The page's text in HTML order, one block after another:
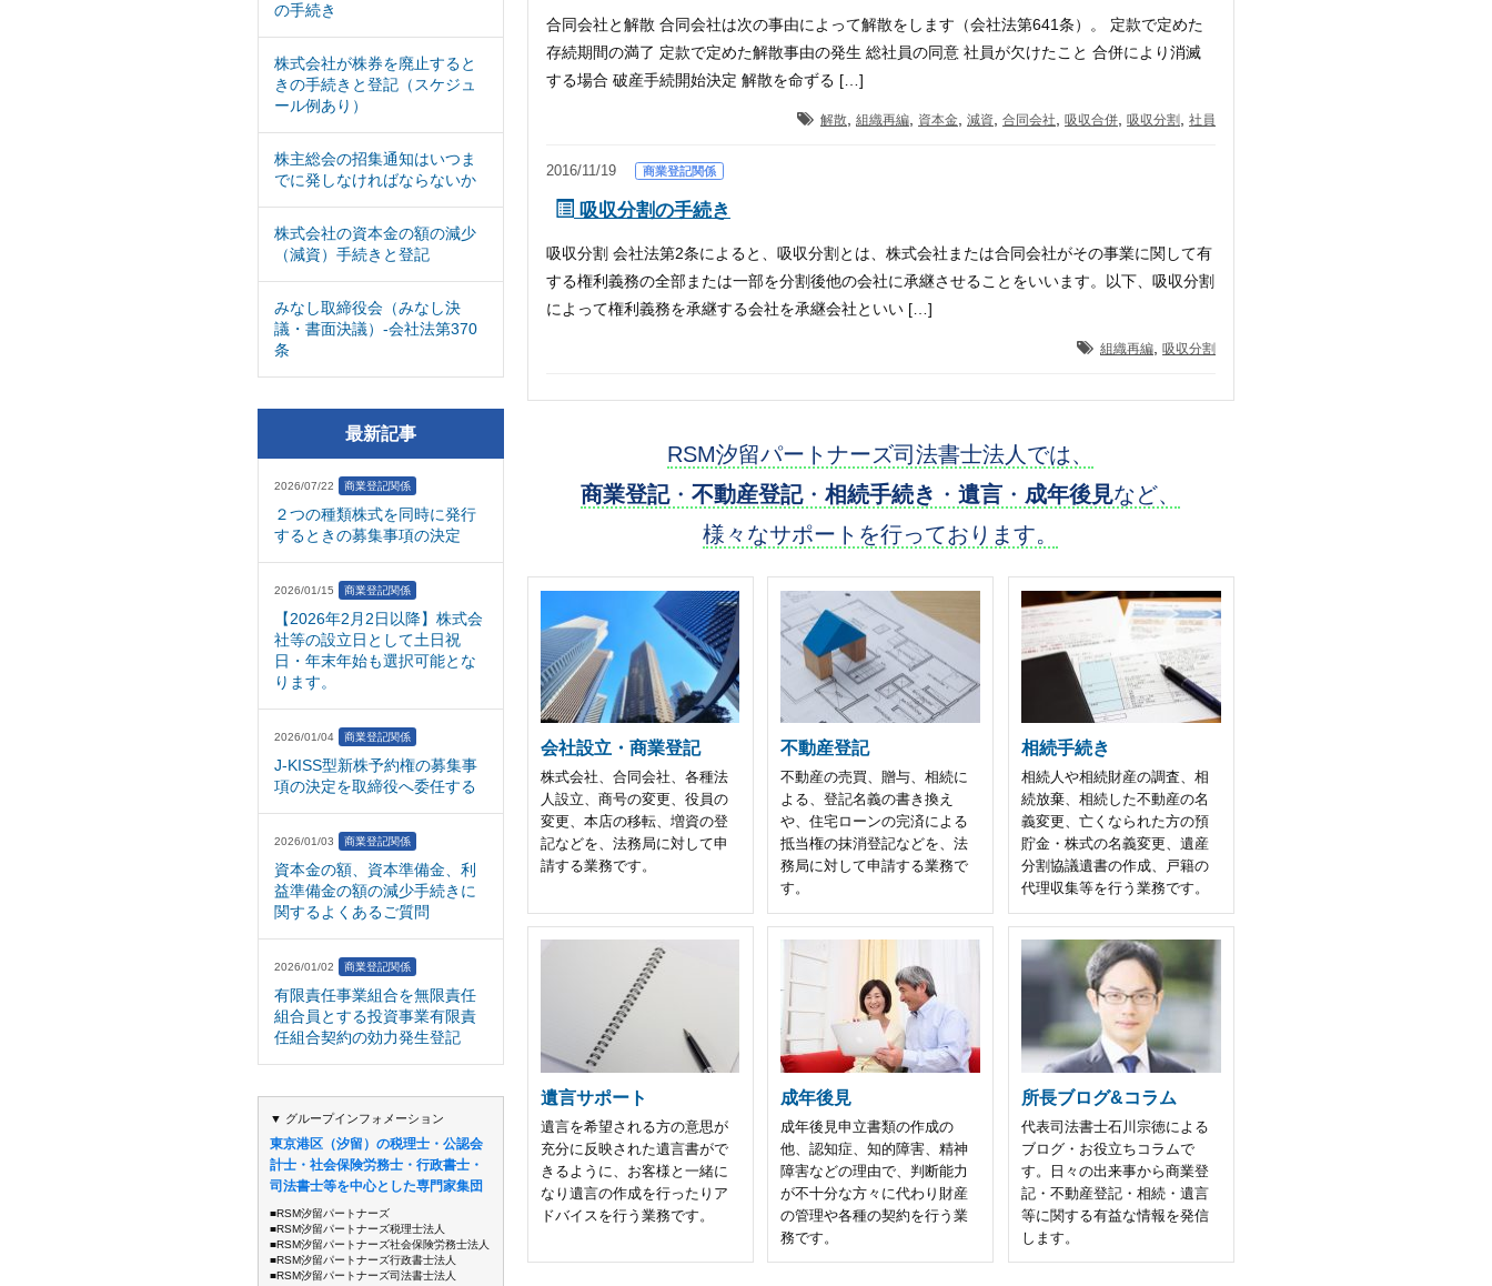
の手続き
株式会社が株券を廃止すると
きの手続きと登記（スケジュ
ール例あり）
株主総会の招集通知はいつま
でに発しなければならないか
株式会社の資本金の額の減少
（減資）手続きと登記
みなし取締役会（みなし決
議・書面決議）-会社法第370
条
最新記事
2026/07/22 商業登記関係
２つの種類株式を同時に発行
するときの募集事項の決定
2026/01/15 商業登記関係
【2026年2月2日以降】株式会
社等の設立日として土日祝
日・年末年始も選択可能とな
ります。
2026/01/04 商業登記関係
J-KISS型新株予約権の募集事
項の決定を取締役へ委任する
2026/01/03 商業登記関係
資本金の額、資本準備金、利
益準備金の額の減少手続きに
関するよくあるご質問
2026/01/02 商業登記関係
有限責任事業組合を無限責任
組合員とする投資事業有限責
任組合契約の効力発生登記
▼ グループインフォメーション
東京港区（汐留）の税理士・公認会
計士・社会保険労務士・行政書士・
司法書士等を中心とした専門家集団
■RSM汐留パートナーズ
■RSM汐留パートナーズ税理士法人
■RSM汐留パートナーズ社会保険労務士法人
■RSM汐留パートナーズ行政書士法人
■RSM汐留パートナーズ司法書士法人
合同会社と解散 合同会社は次の事由によって解散をします（会社法第641条）。 定款で定めた
存続期間の満了 定款で定めた解散事由の発生 総社員の同意 社員が欠けたこと 合併により消滅
する場合 破産手続開始決定 解散を命ずる […]
解散 組織再編 資本金 減資 合同会社 吸収合併 吸収分割 社員
2016/11/19 商業登記関係
吸収分割の手続き
吸収分割 会社法第2条によると、吸収分割とは、株式会社または合同会社がその事業に関して有
する権利義務の全部または一部を分割後他の会社に承継させることをいいます。以下、吸収分割
によって権利義務を承継する会社を承継会社といい […]
組織再編, 吸収分割
RSM汐留パートナーズ司法書士法人では、
商業登記・不動産登記・相続手続き ・遺言 ・ 成年後見など、
様々なサポートを行っております。
会社設立・商業登記
株式会社、合同会社、各種法
人設立、商号の変更、役員の
変更、本店の移転、増資の登
記などを、法務局に対して申
請する業務です。
不動産登記
不動産の売買、贈与、相続に
よる、登記名義の書き換え
や、住宅ローンの完済による
抵当権の抹消登記などを、法
務局に対して申請する業務で
す。
相続手続き
相続人や相続財産の調査、相
続放棄、相続した不動産の名
義変更、亡くなられた方の預
貯金・株式の名義変更、遺産
分割協議遺書の作成、戸籍の
代理収集等を行う業務です。
遺言サポート
遺言を希望される方の意思が
充分に反映された遺言書がで
きるように、お客様と一緒に
なり遺言の作成を行ったりア
ドバイスを行う業務です。
成年後見
成年後見申立書類の作成の
他、認知症、知的障害、精神
障害などの理由で、判断能力
が不十分な方々に代わり財産
の管理や各種の契約を行う業
務です。
所長ブログ&コラム
代表司法書士石川宗徳による
ブログ・お役立ちコラムで
す。日々の出来事から商業登
記・不動産登記・相続・遺言
等に関する有益な情報を発信
します。